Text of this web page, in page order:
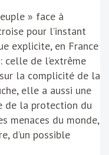
» face à
pour l’instant
explicite, en France
celle de l’extrême
la complicité de la
elle a aussi une
de la protection du
menaces du monde,
d’un possible